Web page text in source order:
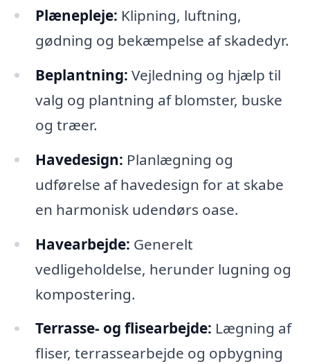
Plænepleje: Klipning, luftning,
gødning og bekæmpelse af skadedyr.
Beplantning: Vejledning og hjælp til
valg og plantning af blomster, buske
og træer.
Havedesign: Planlægning og
udførelse af havedesign for at skabe
en harmonisk udendørs oase.
Havearbejde: Generelt
vedligeholdelse, herunder lugning og
kompostering.
Terrasse- og flisearbejde: Lægning af
fliser, terrassearbejde og opbygning